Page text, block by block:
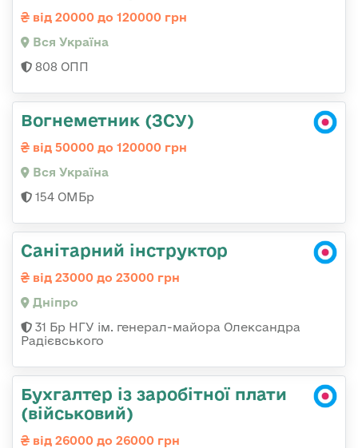
від 20000 до 120000 грн
Вся Україна
808 ОПП
Вогнеметник (ЗСУ)
від 50000 до 120000 грн
Вся Україна
154 ОМБр
Санітарний інструктор
від 23000 до 23000 грн
Дніпро
31 Бр НГУ ім. генерал-майора Олександра
Радієвського
Бухгалтер із заробітної плати
(військовий)
від 26000 до 26000 грн